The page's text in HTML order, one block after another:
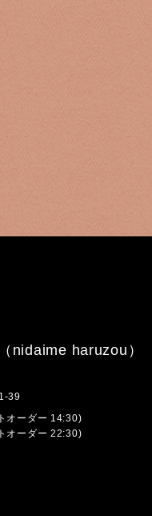
haruzou）
39
オーダー 14:30)
オーダー 22:30)